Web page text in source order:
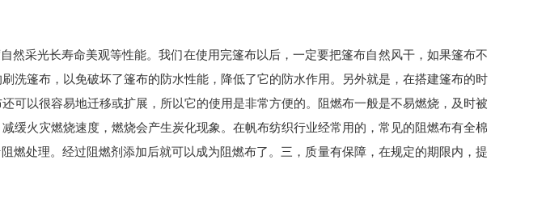
然采光长寿命美观等性能。我们在使用完篷布以后，一定要把篷布自然风干，如果篷布不
洗篷布，以免破坏了篷布的防水性能，降低了它的防水作用。另外就是，在搭建篷布的时
可以很容易地迁移或扩展，所以它的使用是非常方便的。阻燃布一般是不易燃烧，及时被
缓火灾燃烧速度，燃烧会产生炭化现象。在帆布纺织行业经常用的，常见的阻燃布有全棉
燃处理。经过阻燃剂添加后就可以成为阻燃布了。三，质量有保障，在规定的期限内，提